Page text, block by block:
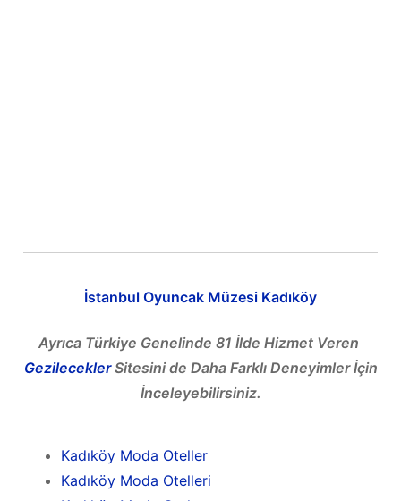
İstanbul Oyuncak Müzesi Kadıköy
Ayrıca Türkiye Genelinde 81 İlde Hizmet Veren
GezileceklerSitesini de Daha Farklı Deneyimler İçin
İnceleyebilirsiniz.
Kadıköy Moda Oteller
Kadıköy Moda Otelleri